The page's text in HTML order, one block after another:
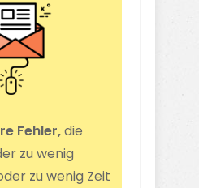
Fehler,die
zu wenig
zu wenig Zeit